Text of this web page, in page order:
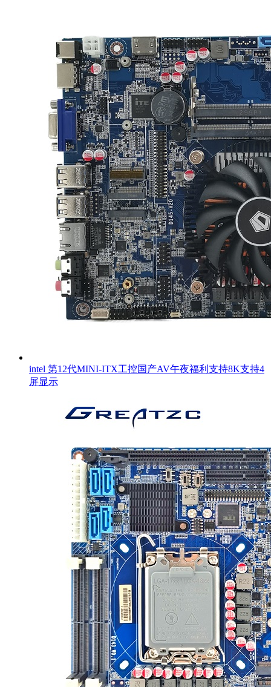
intel 第12代MINI-ITX工控国产AV午夜福利支持8K支持4
屏显示